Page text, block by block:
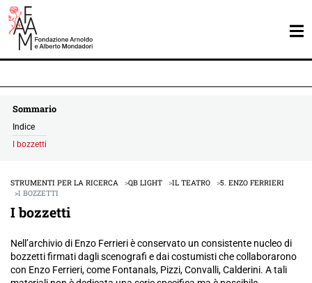
Sommario
Indice
I bozzetti
STRUMENTI PER LA RICERCA QB LIGHT IL TEATRO
5. ENZO FERRIERI
I BOZZETTI
I bozzetti
Nell’archivio di Enzo Ferrieri è conservato un consistente nucleo di
bozzetti firmati dagli scenografi e dai costumisti che collaborarono
con Enzo Ferrieri, come Fontanals, Pizzi, Convalli, Calderini. A tali